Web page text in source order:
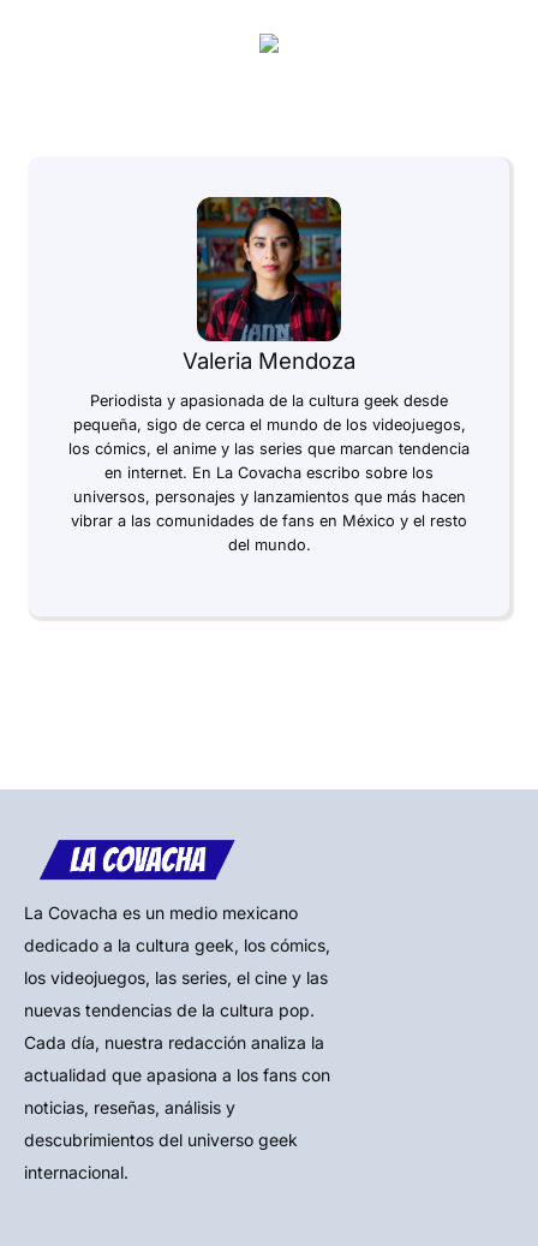
Valeria Mendoza
Periodista y apasionada de la cultura geek desde
pequeña, sigo de cerca el mundo de los videojuegos,
los cómics, el anime y las series que marcan tendencia
en internet. En La Covacha escribo sobre los
universos, personajes y lanzamientos que más hacen
vibrar a las comunidades de fans en México y el resto
del mundo.
La Covacha es un medio mexicano
dedicado a la cultura geek, los cómics,
los videojuegos, las series, el cine y las
nuevas tendencias de la cultura pop.
Cada día, nuestra redacción analiza la
actualidad que apasiona a los fans con
noticias, reseñas, análisis y
descubrimientos del universo geek
internacional.